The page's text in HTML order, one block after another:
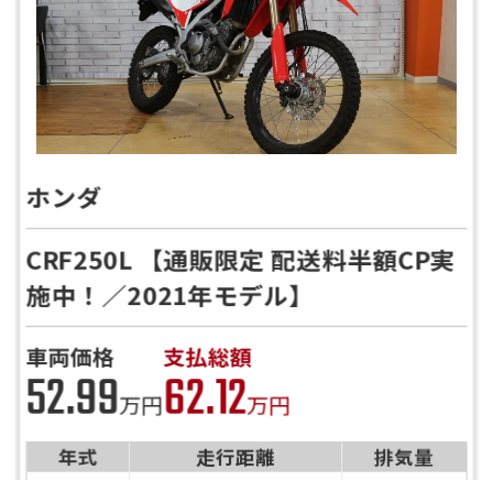
ホンダ
CRF250L 【通販限定 配送料半額CP実
施中！／2021年モデル】
車両価格
52.99万円
支払総額
62.12万円
年式 走行距離 排気量